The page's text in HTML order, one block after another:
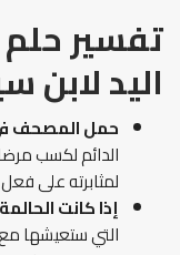
تفسير
اليدلابن
حمل المصحف
الدائم لكسب
لمثابرته على
إذا كانت
التي ستعيشها